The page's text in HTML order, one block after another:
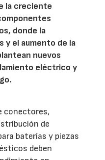
la creciente
donde la
y el aumento de la
nuevos
eléctrico y
conectores,
de
baterías y piezas
deben